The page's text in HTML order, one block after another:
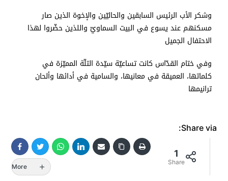
وشكر الأب الرئيس السابقين والحاليّين والإخوة الذين صار
مسكنهم عند يسوع في البيت السماويّ واللذين حضّروا لهذا
الاحتفال الجميل
وفي ختام القدّاس كانت تساعيّة سيّدة التلّة المميّزة في
كلماتها، العميقة في معانيها، والسامية في أدائها وألحان
ترانيمها
Share via:
1
Share
More